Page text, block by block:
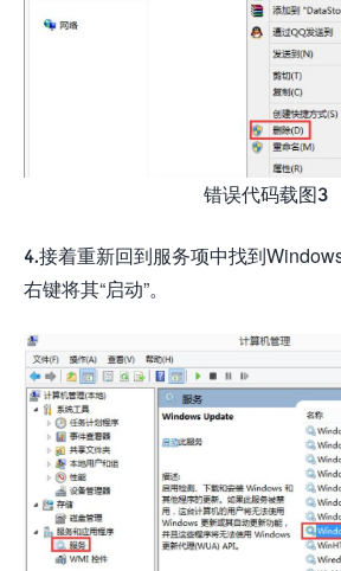
错误代码载图3
4.接着重新回到服务项中找到
右键将其“启动”。